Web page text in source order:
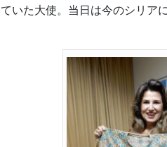
いた大使。当日は今のシリア